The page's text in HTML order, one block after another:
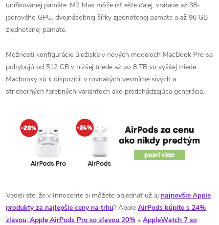
unifikovanej pamäte. M2 Max môže ísť ešte ďalej, vrátane až 38-
jadrového GPU, dvojnásobnej šírky zjednotenej pamäte a až 96 GB
zjednotenej pamäte.
Možnosti konfigurácie úložiska v nových modeloch MacBook Pro sa
pohybujú od 512 GB v nižšej triede až po 8 TB vo vyššej triede.
Macbooky sú k dispozícii v rovnakých vesmírne sivých a
strieborných farebných variantoch ako predchádzajúca generácia.
Vedeli ste, že v Innocente si môžete objednať už aj najnovšie Apple
produkty za najlepšie ceny na trhu? Apple AirPods kúpite s 24%
zľavou, Apple AirPods Pro so zľavou 20% a AppleWatch 7 so